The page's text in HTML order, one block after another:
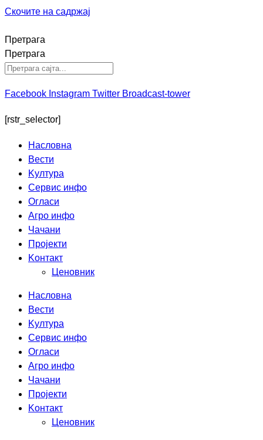
Скочите на садржај
Претрага
Претрага
Facebook Instagram Twitter Broadcast-tower
[rstr_selector]
Насловна
Вести
Kултура
Сервис инфо
Огласи
Агро инфо
Чачани
Пројекти
Kонтакт
Ценовник
Насловна
Вести
Kултура
Сервис инфо
Огласи
Агро инфо
Чачани
Пројекти
Kонтакт
Ценовник